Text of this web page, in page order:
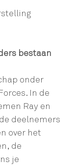
bestaan
onder
In de
Ray en
deelnemers
over het
de
je